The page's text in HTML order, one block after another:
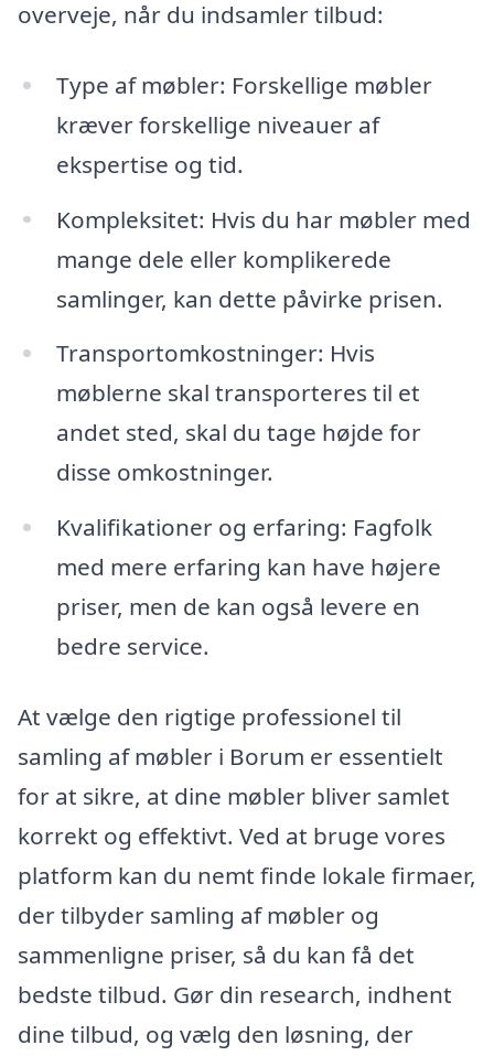
overveje, når du indsamler tilbud:
Type af møbler: Forskellige møbler
kræver forskellige niveauer af
ekspertise og tid.
Kompleksitet: Hvis du har møbler med
mange dele eller komplikerede
samlinger, kan dette påvirke prisen.
Transportomkostninger: Hvis
møblerne skal transporteres til et
andet sted, skal du tage højde for
disse omkostninger.
Kvalifikationer og erfaring: Fagfolk
med mere erfaring kan have højere
priser, men de kan også levere en
bedre service.
At vælge den rigtige professionel til
samling af møbler i Borum er essentielt
for at sikre, at dine møbler bliver samlet
korrekt og effektivt. Ved at bruge vores
platform kan du nemt finde lokale firmaer,
der tilbyder samling af møbler og
sammenligne priser, så du kan få det
bedste tilbud. Gør din research, indhent
dine tilbud, og vælg den løsning, der